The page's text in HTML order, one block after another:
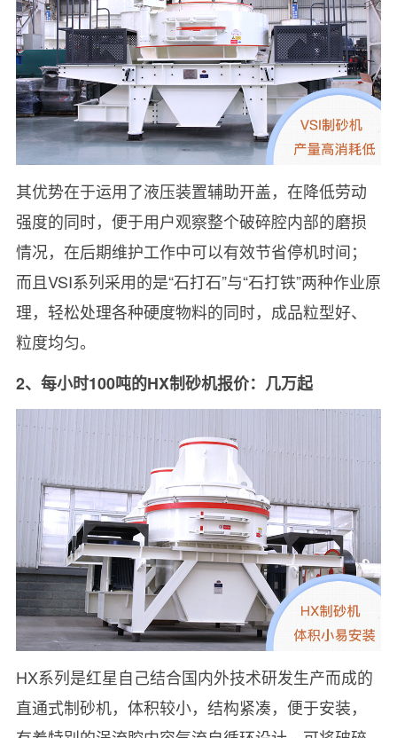
其优势在于运用了液压装置辅助开盖，在降低劳动
强度的同时，便于用户观察整个破碎腔内部的磨损
情况，在后期维护工作中可以有效节省停机时间；
而且VSI系列采用的是“石打石”与“石打铁”两种作业原
理，轻松处理各种硬度物料的同时，成品粒型好、
粒度均匀。
2、每小时100吨的HX制砂机报价：几万起
HX系列是红星自己结合国内外技术研发生产而成的
直通式制砂机，体积较小，结构紧凑，便于安装，